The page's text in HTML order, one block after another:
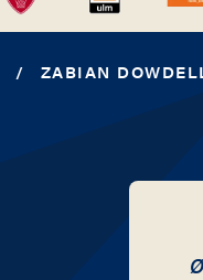
/ ZABIAN